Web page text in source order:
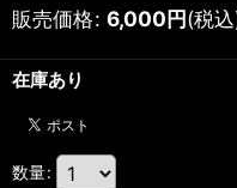
販売価格: 6,000円(税
在庫あり
数量: